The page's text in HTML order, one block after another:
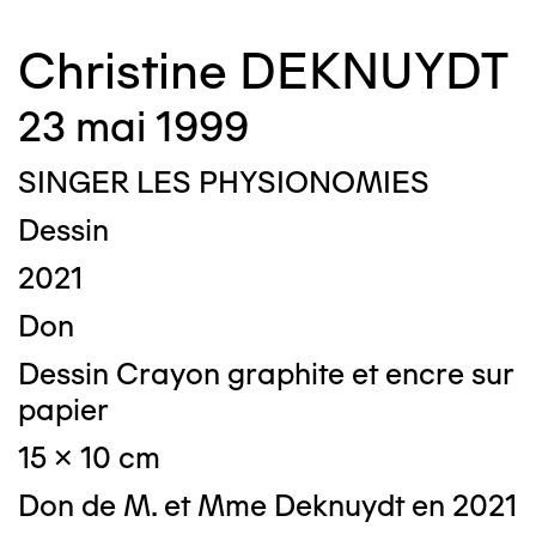
Christine DEKNUYDT
23 mai 1999
SINGER LES PHYSIONOMIES
Dessin
2021
Don
Dessin Crayon graphite et encre sur
papier
15 x 10 cm
Don de M. et Mme Deknuydt en 2021